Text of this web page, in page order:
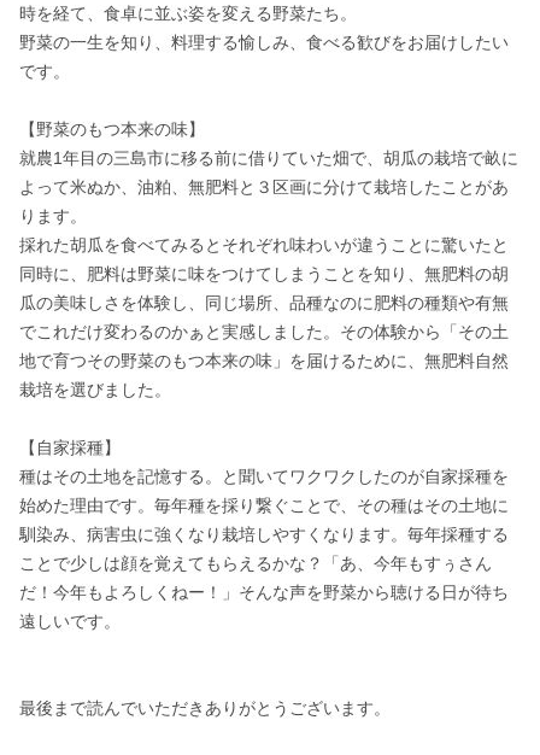
時を経て、食卓に並ぶ姿を変える野菜たち。
野菜の一生を知り、料理する愉しみ、食べる歓びをお届けしたい
です。
【野菜のもつ本来の味】
就農1年目の三島市に移る前に借りていた畑で、胡瓜の栽培で畝に
よって米ぬか、油粕、無肥料と３区画に分けて栽培したことがあ
ります。
採れた胡瓜を食べてみるとそれぞれ味わいが違うことに驚いたと
同時に、肥料は野菜に味をつけてしまうことを知り、無肥料の胡
瓜の美味しさを体験し、同じ場所、品種なのに肥料の種類や有無
でこれだけ変わるのかぁと実感しました。その体験から「その土
地で育つその野菜のもつ本来の味」を届けるために、無肥料自然
栽培を選びました。
【自家採種】
種はその土地を記憶する。と聞いてワクワクしたのが自家採種を
始めた理由です。毎年種を採り繋ぐことで、その種はその土地に
馴染み、病害虫に強くなり栽培しやすくなります。毎年採種する
ことで少しは顔を覚えてもらえるかな？「あ、今年もすぅさん
だ！今年もよろしくねー！」そんな声を野菜から聴ける日が待ち
遠しいです。
最後まで読んでいただきありがとうございます。